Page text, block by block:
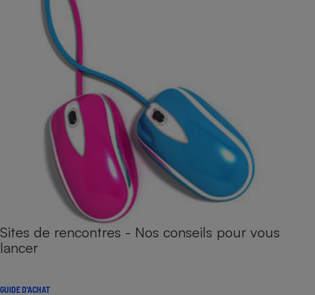
Sites de rencontres - Nos conseils pour vous
lancer
GUIDE D'ACHAT